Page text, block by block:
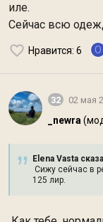
иле.
Сейчас всю
Нравится: 6 O
32 02 мая
_newra
Elena Vasta
Сижу сейчас в
125 лир.